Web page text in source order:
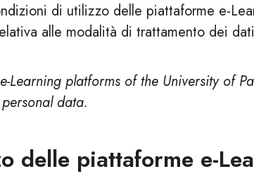
di utilizzo delle piattaforme e-
alle modalità di trattamento dei
Learning platforms of the University of
data.
delle piattaforme e-